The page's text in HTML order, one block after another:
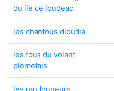
du lie de loudeac
les chantous dloudia
les fous du volant
plemetais
les randonneurs